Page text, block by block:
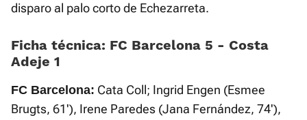
disparo al palo corto de Echezarreta.
Ficha técnica: FC Barcelona 5 - Costa
Adeje 1
FC Barcelona: Cata Coll; Ingrid Engen (Esmee
Brugts, 61'), Irene Paredes (Jana Fernández, 74'),